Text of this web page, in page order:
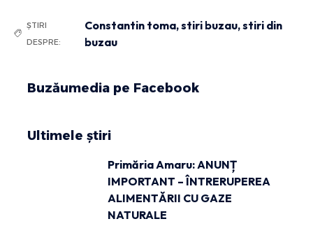
ȘTIRI
DESPRE:
Constantin toma,stiri buzau,stiri din
buzau
Buzăumedia pe Facebook
Ultimele știri
Primăria Amaru: ANUNȚ
IMPORTANT – ÎNTRERUPEREA
ALIMENTĂRII CU GAZE
NATURALE